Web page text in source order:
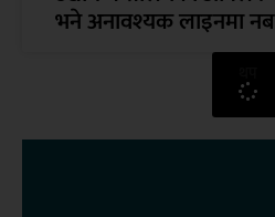
भने अनावश्यक लाइनमा